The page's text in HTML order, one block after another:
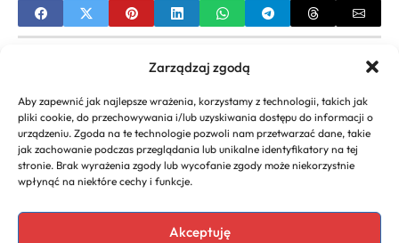
Zarządzaj zgodą
Aby zapewnić jak najlepsze wrażenia, korzystamy z technologii, takich jak
pliki cookie, do przechowywania i/lub uzyskiwania dostępu do informacji o
urządzeniu. Zgoda na te technologie pozwoli nam przetwarzać dane, takie
jak zachowanie podczas przeglądania lub unikalne identyfikatory na tej
stronie. Brak wyrażenia zgody lub wycofanie zgody może niekorzystnie
wpłynąć na niektóre cechy i funkcje.
Akceptuję
Nadmierna potliwość: Niedobór witaminy
powodujący pocenie i nocne poty
NEXT
Witamina D3 u dziecka: dawkowanie i do kiedy
podawać. Zalecenia pediatryczne